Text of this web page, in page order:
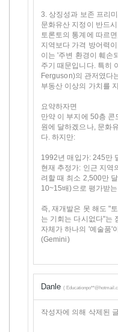
3. 상징성과 보존 프리
문화유산 지정이 반드
토론토의 통계에 따르
지역보다 가격 방어력
이는 '주변 환경이 훼손
주기 때문입니다. 특히
Ferguson)의 관저였다
부동산 이상의 가치를
요약하자면
만약 이 부지에 50층 콘
원에 달하겠으나, 문화
다. 하지만:
1992년 매입가: 245만
현재 추정가: 인근 지역
려할 때 최소 2,500만
10~15배)으로 평가받
즉, 재개발은 못 해도 "
는 기회는 다시없다"는
자체가 하나의 '예술품'
(Gemini)
Danle (
작성자에 의해 삭제된